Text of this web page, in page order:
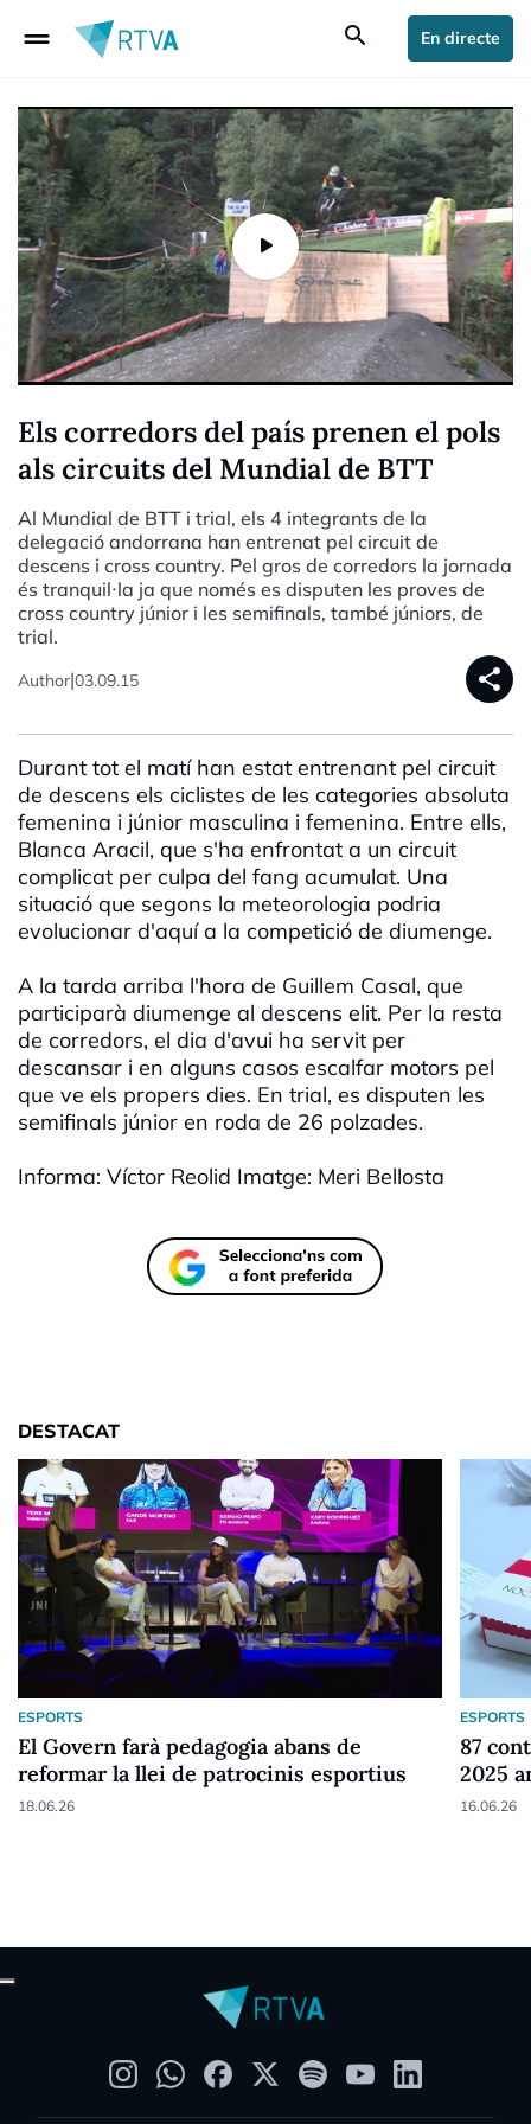
drag_handle search En directe
Els corredors del país prenen el pols
als circuits del Mundial de BTT
Al Mundial de BTT i trial, els 4 integrants de la
delegació andorrana han entrenat pel circuit de
descens i cross country. Pel gros de corredors la jornada
és tranquil·la ja que només es disputen les proves de
cross country júnior i les semifinals, també júniors, de
trial.
Author|03.09.15 share
Durant tot el matí han estat entrenant pel circuit
de descens els ciclistes de les categories absoluta
femenina i júnior masculina i femenina. Entre ells,
Blanca Aracil, que s'ha enfrontat a un circuit
complicat per culpa del fang acumulat. Una
situació que segons la meteorologia podria
evolucionar d'aquí a la competició de diumenge.
A la tarda arriba l'hora de Guillem Casal, que
participarà diumenge al descens elit. Per la resta
de corredors, el dia d'avui ha servit per
descansar i en alguns casos escalfar motors pel
que ve els propers dies. En trial, es disputen les
semifinals júnior en roda de 26 polzades.
Informa: Víctor Reolid Imatge: Meri Bellosta
DESTACAT
ESPORTS
El Govern farà pedagogia abans de
reformar la llei de patrocinis esportius
18.06.26
ESPORTS
87
2025
16.06.26